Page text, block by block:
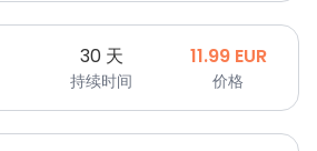
30 天
持续时间
11.99 EUR
价格